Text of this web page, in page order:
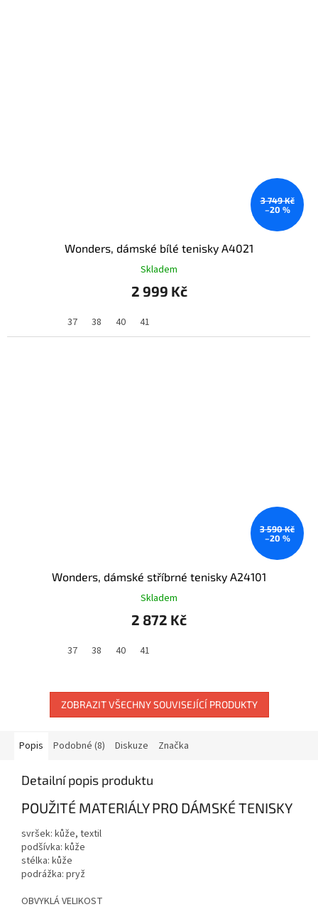
3 749 Kč
–20 %
Wonders, dámské bílé tenisky A4021
Skladem
2 999 Kč
37 38 40 41
3 590 Kč
–20 %
Wonders, dámské stříbrné tenisky A24101
Skladem
2 872 Kč
37 38 40 41
ZOBRAZIT VŠECHNY SOUVISEJÍCÍ PRODUKTY
Popis Podobné (8) Diskuze Značka
Detailní popis produktu
POUŽITÉ MATERIÁLY PRO DÁMSKÉ TENISKY
svršek: kůže, textil
podšívka: kůže
stélka: kůže
podrážka: pryž
OBVYKLÁ VELIKOST